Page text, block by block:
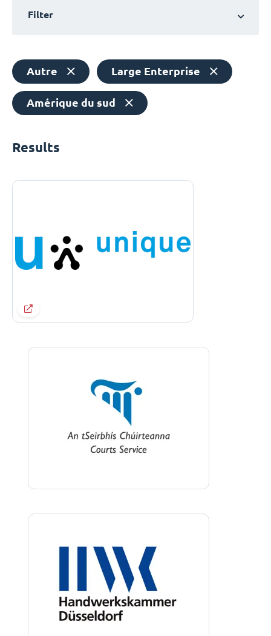
Filter
Autre Large Enterprise
Amérique du sud
Results